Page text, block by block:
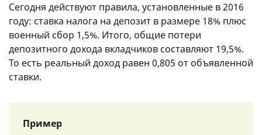
Сегодня действуют правила, установленные в 2016
году: ставка налога на депозит в размере 18% плюс
военный сбор 1,5%. Итого, общие потери
депозитного дохода вкладчиков составляют 19,5%.
То есть реальный доход равен 0,805 от объявленной
ставки.
Пример